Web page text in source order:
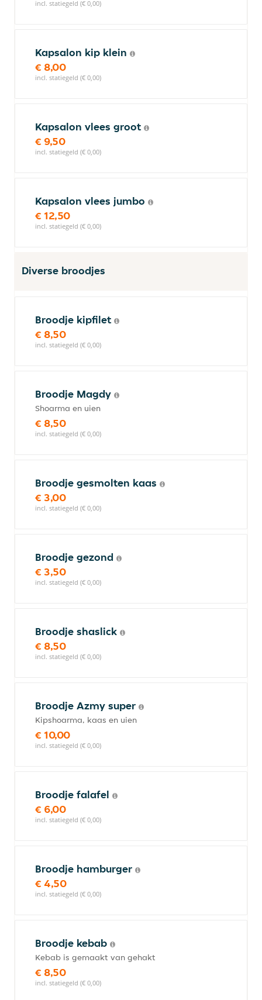
incl. statiegeld (€ 0,00)
Kapsalon kip klein
€ 8,00
incl. statiegeld (€ 0,00)
Kapsalon vlees groot
€ 9,50
incl. statiegeld (€ 0,00)
Kapsalon vlees jumbo
€ 12,50
incl. statiegeld (€ 0,00)
Diverse broodjes
Broodje kipfilet
€ 8,50
incl. statiegeld (€ 0,00)
Broodje Magdy
Shoarma en uien
€ 8,50
incl. statiegeld (€ 0,00)
Broodje gesmolten kaas
€ 3,00
incl. statiegeld (€ 0,00)
Broodje gezond
€ 3,50
incl. statiegeld (€ 0,00)
Broodje shaslick
€ 8,50
incl. statiegeld (€ 0,00)
Broodje Azmy super
Kipshoarma, kaas en uien
€ 10,00
incl. statiegeld (€ 0,00)
Broodje falafel
€ 6,00
incl. statiegeld (€ 0,00)
Broodje hamburger
€ 4,50
incl. statiegeld (€ 0,00)
Broodje kebab
Kebab is gemaakt van gehakt
€ 8,50
incl. statiegeld (€ 0,00)